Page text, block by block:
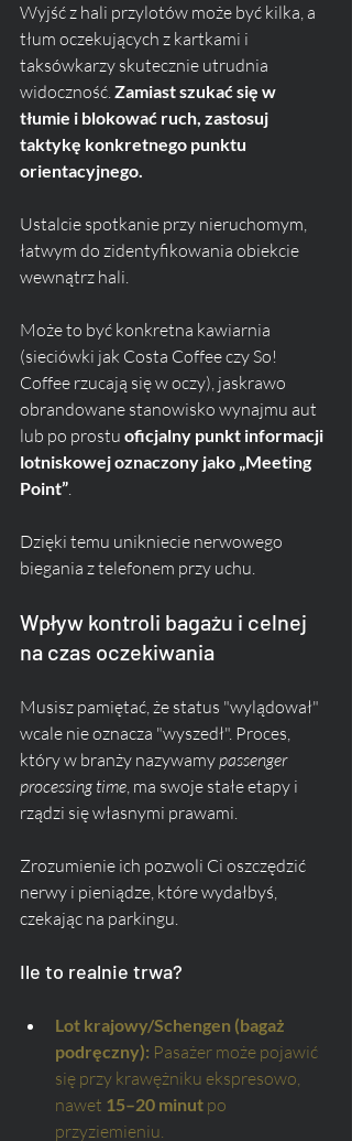
Wyjść z hali przylotów może być kilka, a
tłum oczekujących z kartkami i
taksówkarzy skutecznie utrudnia
widoczność. Zamiast szukać się w
tłumie i blokować ruch, zastosuj
taktykę konkretnego punktu
orientacyjnego.
Ustalcie spotkanie przy nieruchomym,
łatwym do zidentyfikowania obiekcie
wewnątrz hali.
Może to być konkretna kawiarnia
(sieciówki jak Costa Coffee czy So!
Coffee rzucają się w oczy), jaskrawo
obrandowane stanowisko wynajmu aut
lub po prostu oficjalny punkt informacji
lotniskowej oznaczony jako „Meeting
Point”.
Dzięki temu unikniecie nerwowego
biegania z telefonem przy uchu.
Wpływ kontroli bagażu i celnej
na czas oczekiwania
Musisz pamiętać, że status "wylądował"
wcale nie oznacza "wyszedł". Proces,
który w branży nazywamy passenger
processing time, ma swoje stałe etapy i
rządzi się własnymi prawami.
Zrozumienie ich pozwoli Ci oszczędzić
nerwy i pieniądze, które wydałbyś,
czekając na parkingu.
Ile to realnie trwa?
Lot krajowy/Schengen (bagaż
podręczny): Pasażer może pojawić
się przy krawężniku ekspresowo,
nawet 15–20 minut po
przyziemieniu.